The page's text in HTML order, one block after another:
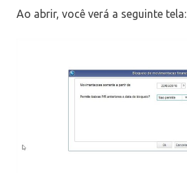
Ao abrir, você verá a seguinte tela: